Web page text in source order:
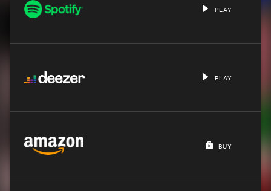
PLAY
PLAY
BUY